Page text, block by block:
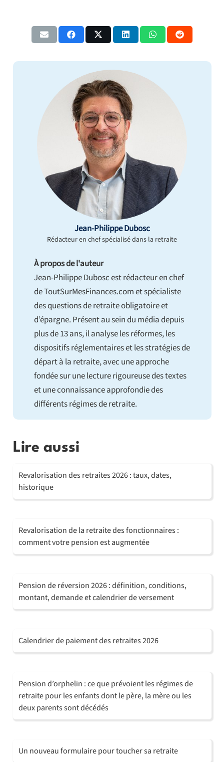
Jean-Philippe Dubosc
Rédacteur en chef spécialisé dans la retraite
À propos de l'auteur
Jean-Philippe Dubosc est rédacteur en chef
de ToutSurMesFinances.com et spécialiste
des questions de retraite obligatoire et
d’épargne. Présent au sein du média depuis
plus de 13 ans, il analyse les réformes, les
dispositifs réglementaires et les stratégies de
départ à la retraite, avec une approche
fondée sur une lecture rigoureuse des textes
et une connaissance approfondie des
différents régimes de retraite.
Lire aussi
Revalorisation des retraites 2026 : taux, dates,
historique
Revalorisation de la retraite des fonctionnaires :
comment votre pension est augmentée
Pension de réversion 2026 : définition, conditions,
montant, demande et calendrier de versement
Calendrier de paiement des retraites 2026
Pension d’orphelin : ce que prévoient les régimes de
retraite pour les enfants dont le père, la mère ou les
deux parents sont décédés
Un nouveau formulaire pour toucher sa retraite